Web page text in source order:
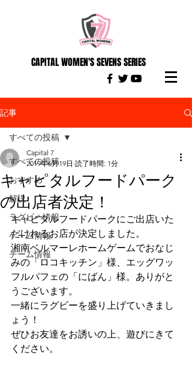
CAPITAL WOMEN'S SEVENS SERIES
記事
すべての投稿
おすすめ
解説
ラグビー情報
ゲーム情報
チーム情報
すべての投稿
キャピタルフードパーク
の出店者決定！
Capital 7
2019年6月19日 読了時間: 1分
キャピタルフードパークにご出店いた
だけれるお店が決定しました。
湘南ベルマーレホームゲームでおなじ
みの「ロコキッチン」様、エッグワッ
フルパフェの「にばん」様。ありがと
うございます。
一緒にラグビーを盛り上げていきまし
ょう！
ぜひお友達をお誘いの上、遊びにきて
ください。